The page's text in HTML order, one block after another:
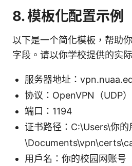
8. 模板化配置示例
以下是一个简化模板，帮助
字段。请以你学校提供的实
服务器地址：
协议：OpenVPN（UDP）
端口：1194
证书路径：C:\Users\你的
用户名：你的校园网账号